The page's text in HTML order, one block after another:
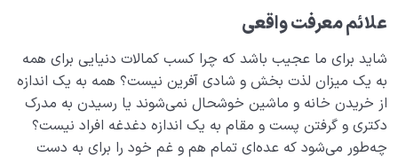
علائم معرفت واقعی
شاید برای ما عجیب باشد که چرا کسب کمالات دنیایی برای همه
به یک میزان لذت بخش و شادی آفرین نیست؟ همه به یک اندازه
از خریدن خانه و ماشین خوشحال نمی‌شوند یا رسیدن به مدرک
دکتری و گرفتن پست و مقام به یک اندازه دغدغه افراد نیست؟
چه‌طور می‌شود که عده‌ای تمام هم و غم خود را برای به دست